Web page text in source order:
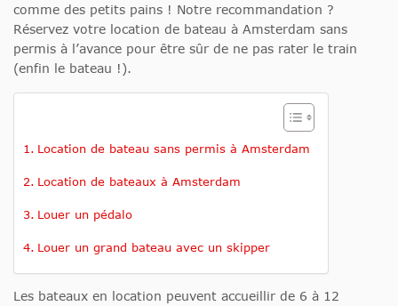
comme des petits pains ! Notre recommandation ?
Réservez votre location de bateau à Amsterdam sans
permis à l’avance pour être sûr de ne pas rater le train
(enfin le bateau !).
Location de bateau sans permis à Amsterdam
Location de bateaux à Amsterdam
Louer un pédalo
Louer un grand bateau avec un skipper
Les bateaux en location peuvent accueillir de 6 à 12